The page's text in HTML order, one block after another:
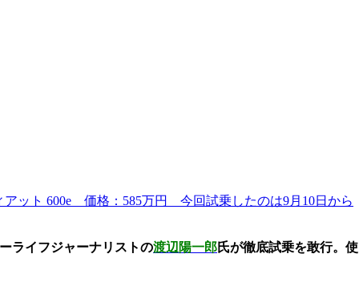
アット 600e 価格：585万円 今回試乗したのは9月10日から
ライフジャーナリストの渡辺陽一郎氏が徹底試乗を敢行。使